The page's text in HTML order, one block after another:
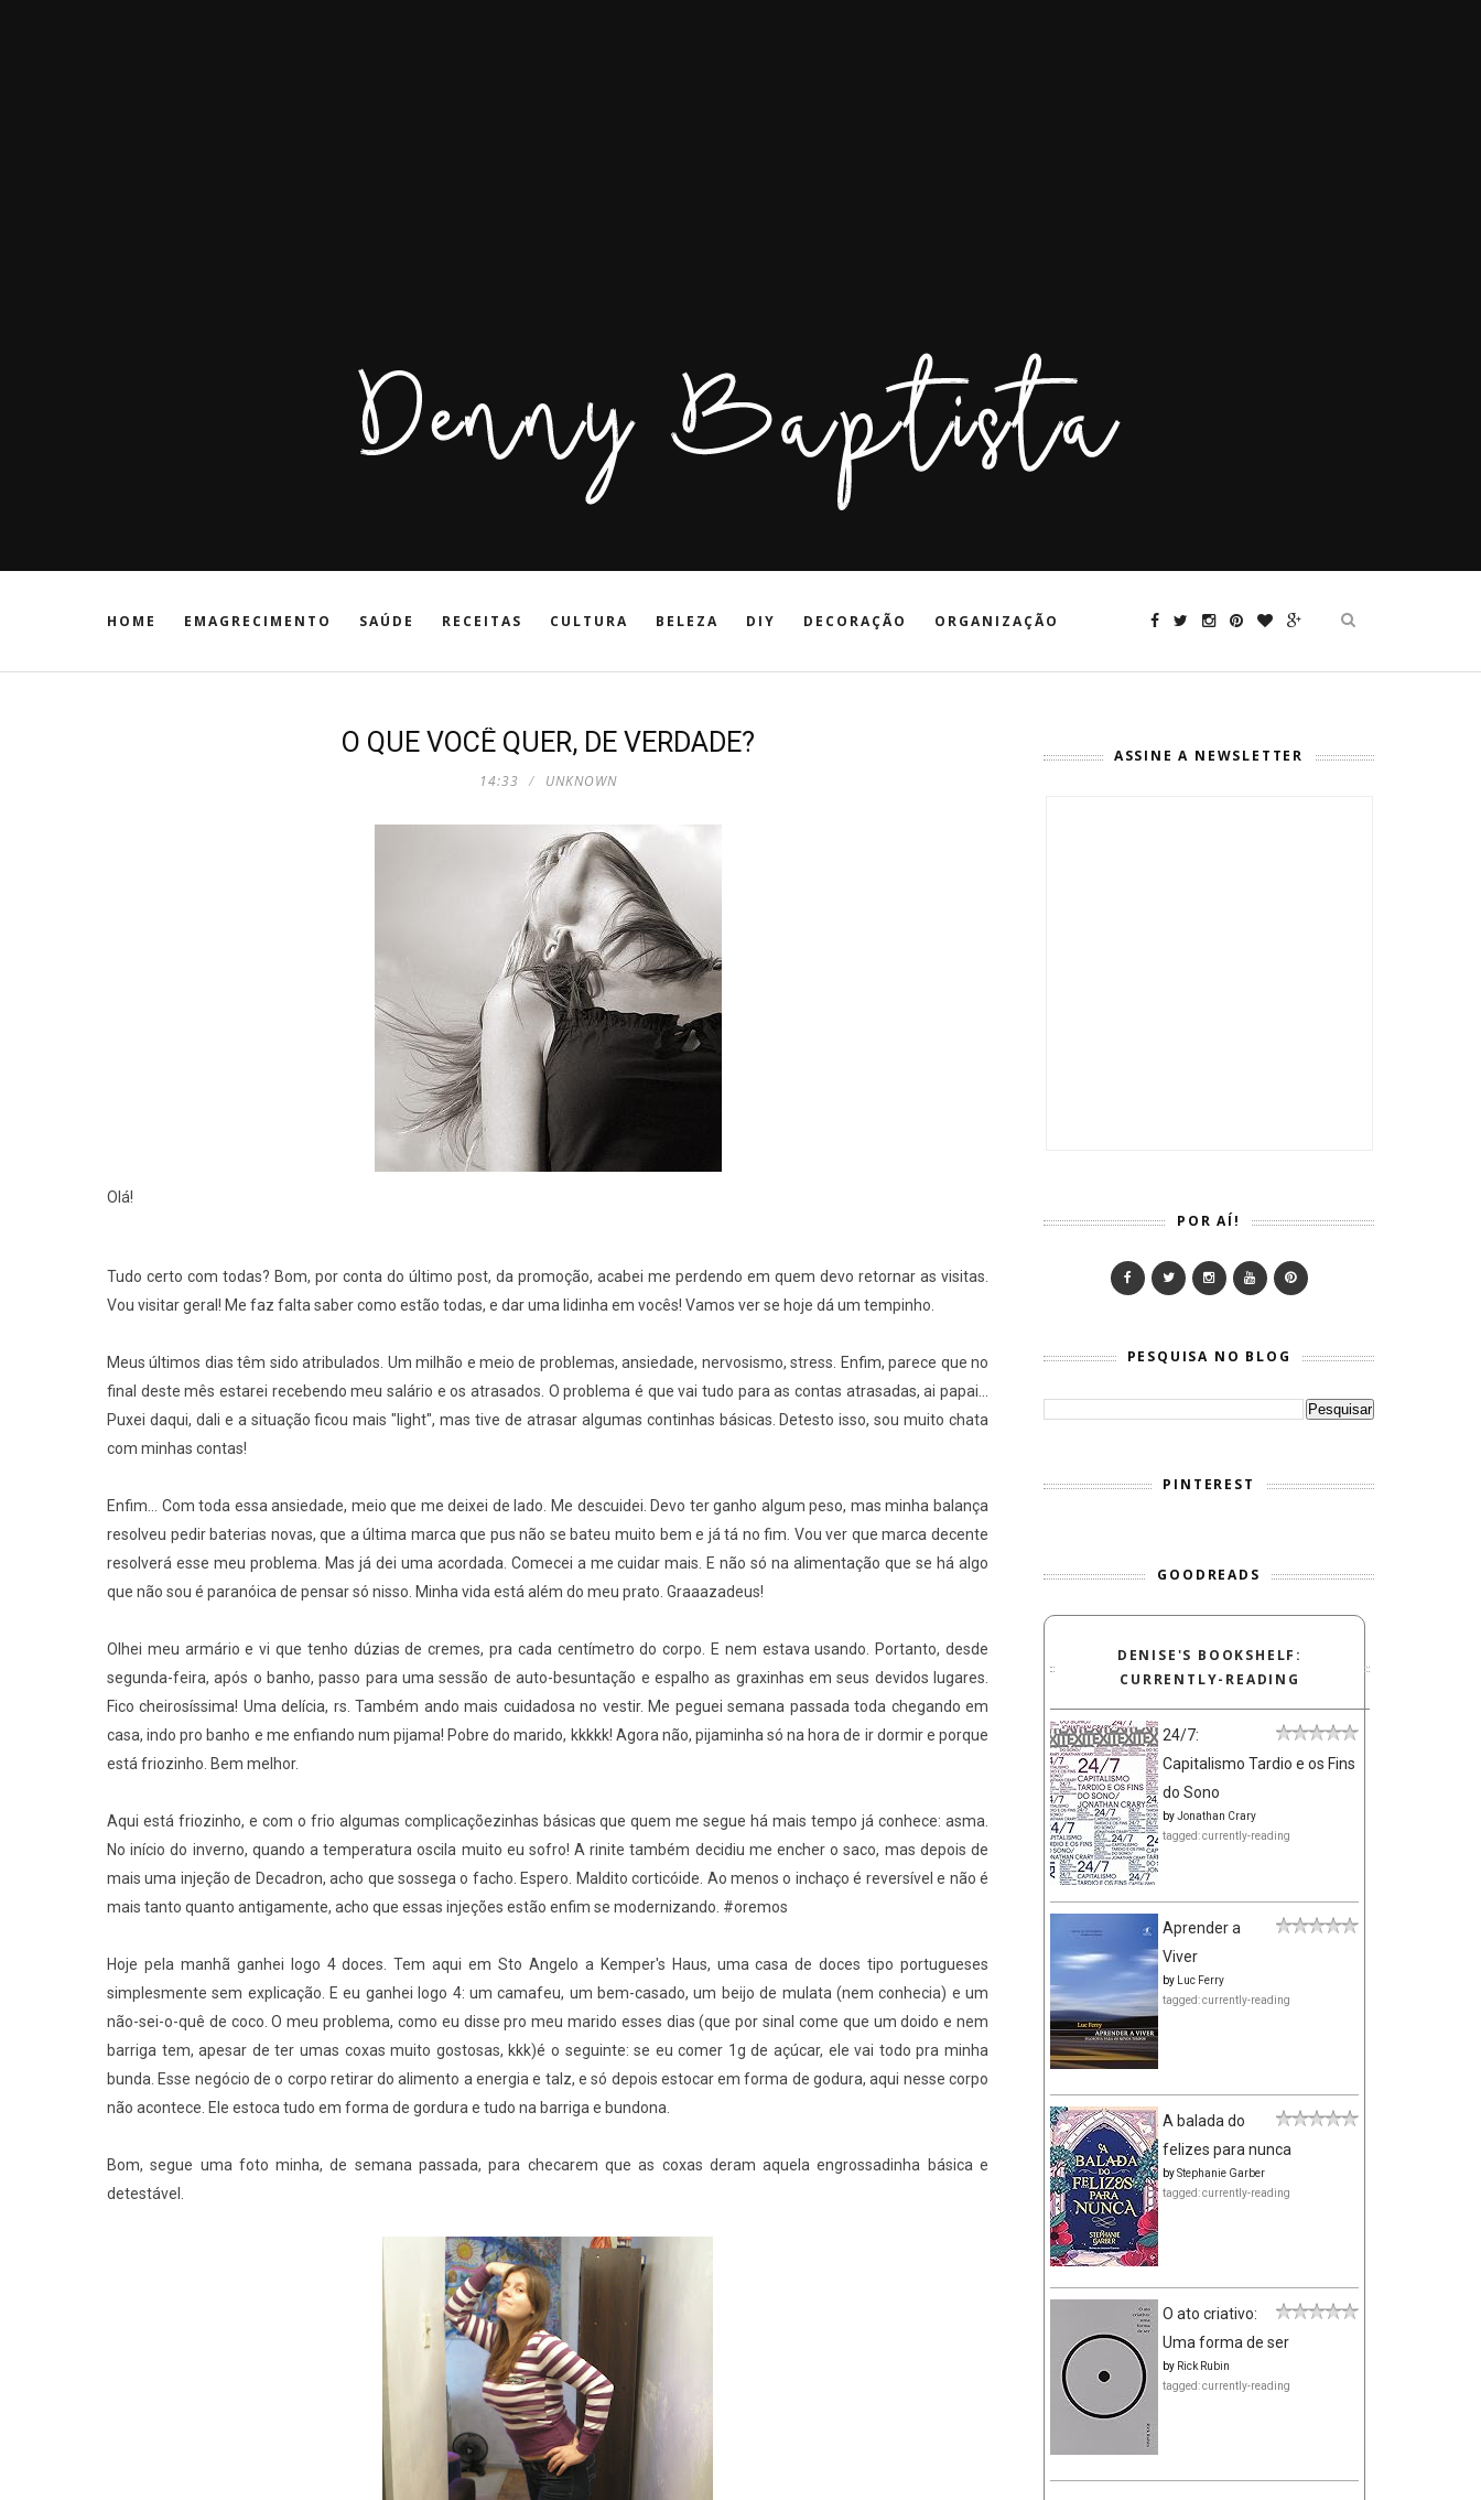
HOME EMAGRECIMENTO SAÚDE RECEITAS CULTURA BELEZA DIY DECORAÇÃO ORGANIZAÇÃO
O QUE VOCÊ QUER, DE VERDADE?
14:33 UNKNOWN
Olá!
Tudo certo com todas? Bom, por conta do último post, da promoção, acabei me perdendo em quem devo retornar as visitas.
Vou visitar geral! Me faz falta saber como estão todas, e dar uma lidinha em vocês! Vamos ver se hoje dá um tempinho.
Meus últimos dias têm sido atribulados. Um milhão e meio de problemas, ansiedade, nervosismo, stress. Enfim, parece que no
final deste mês estarei recebendo meu salário e os atrasados. O problema é que vai tudo para as contas atrasadas, ai papai...
Puxei daqui, dali e a situação ficou mais "light", mas tive de atrasar algumas continhas básicas. Detesto isso, sou muito chata
com minhas contas!
Enfim... Com toda essa ansiedade, meio que me deixei de lado. Me descuidei. Devo ter ganho algum peso, mas minha balança
resolveu pedir baterias novas, que a última marca que pus não se bateu muito bem e já tá no fim. Vou ver que marca decente
resolverá esse meu problema. Mas já dei uma acordada. Comecei a me cuidar mais. E não só na alimentação que se há algo
que não sou é paranóica de pensar só nisso. Minha vida está além do meu prato. Graaazadeus!
Olhei meu armário e vi que tenho dúzias de cremes, pra cada centímetro do corpo. E nem estava usando. Portanto, desde
segunda-feira, após o banho, passo para uma sessão de auto-besuntação e espalho as graxinhas em seus devidos lugares.
Fico cheirosíssima! Uma delícia, rs. Também ando mais cuidadosa no vestir. Me peguei semana passada toda chegando em
casa, indo pro banho e me enfiando num pijama! Pobre do marido, kkkkk! Agora não, pijaminha só na hora de ir dormir e porque
está friozinho. Bem melhor.
Aqui está friozinho, e com o frio algumas complicaçõezinhas básicas que quem me segue há mais tempo já conhece: asma.
No início do inverno, quando a temperatura oscila muito eu sofro! A rinite também decidiu me encher o saco, mas depois de
mais uma injeção de Decadron, acho que sossega o facho. Espero. Maldito corticóide. Ao menos o inchaço é reversível e não é
mais tanto quanto antigamente, acho que essas injeções estão enfim se modernizando. #oremos
Hoje pela manhã ganhei logo 4 doces. Tem aqui em Sto Angelo a Kemper's Haus, uma casa de doces tipo portugueses
simplesmente sem explicação. E eu ganhei logo 4: um camafeu, um bem-casado, um beijo de mulata (nem conhecia) e um
não-sei-o-quê de coco. O meu problema, como eu disse pro meu marido esses dias (que por sinal come que um doido e nem
barriga tem, apesar de ter umas coxas muito gostosas, kkk)é o seguinte: se eu comer 1g de açúcar, ele vai todo pra minha
bunda. Esse negócio de o corpo retirar do alimento a energia e talz, e só depois estocar em forma de godura, aqui nesse corpo
não acontece. Ele estoca tudo em forma de gordura e tudo na barriga e bundona.
Bom, segue uma foto minha, de semana passada, para checarem que as coxas deram aquela engrossadinha básica e
detestável.
ASSINE A NEWSLETTER
POR AÍ!
PESQUISA NO BLOG
PINTEREST
GOODREADS
DENISE'S BOOKSHELF:
CURRENTLY-READING
24/7:
Capitalismo Tardio e os Fins
do Sono
byJonathan Crary
tagged: currently-reading
Aprender a
Viver
by
Luc Ferry
tagged: currently-reading
A balada do
felizes para nunca
byStephanie Garber
tagged: currently-reading
O ato criativo:
Uma forma de ser
by Rick Rubin
tagged: currently-reading